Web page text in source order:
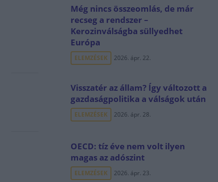
Még nincs összeomlás, de már
recseg a rendszer –
Kerozinválságba süllyedhet
Európa
ELEMZÉSEK 2026. ápr. 22.
Visszatér az állam? Így változott a
gazdaságpolitika a válságok után
ELEMZÉSEK 2026. ápr. 28.
OECD: tíz éve nem volt ilyen
magas az adószint
ELEMZÉSEK 2026. ápr. 23.